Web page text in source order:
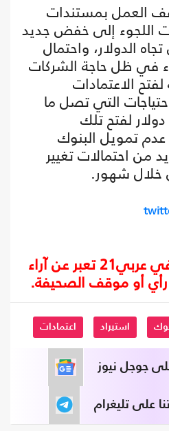
العمل بمستندات
اللجوء إلى خفض جديد
الدولار، واحتمال
في ظل حاجة الشركات
لفتح الاعتمادات
التي تصل ما
20 مليار دولار لفتح تلك
تمويل البنوك
من احتمالات تغيير
خلال شهور.
المقالات المنشورة في عربي21 تعبر عن آراء
رأي أو موقف الصحيفة.
استيراد اعتمادات
على جوجل نيوز
على تليغرام